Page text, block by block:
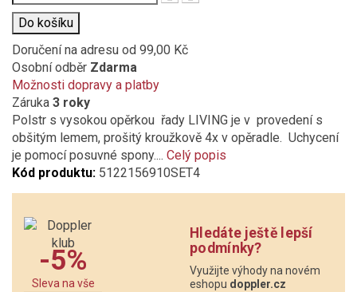
Do košíku
Doručení na adresu od 99,00 Kč
Osobní odběr Zdarma
Možnosti dopravy a platby
Záruka 3 roky
Polstr s vysokou opěrkou řady LIVING je v provedení s
obšitým lemem, prošitý kroužkově 4x v opěradle. Uchycení
je pomocí posuvné spony.... Celý popis
Kód produktu: 5122156910SET4
-5%
Sleva na vše
Hledáte ještě lepší
podmínky?
Využijte výhody na novém
eshopu doppler.cz